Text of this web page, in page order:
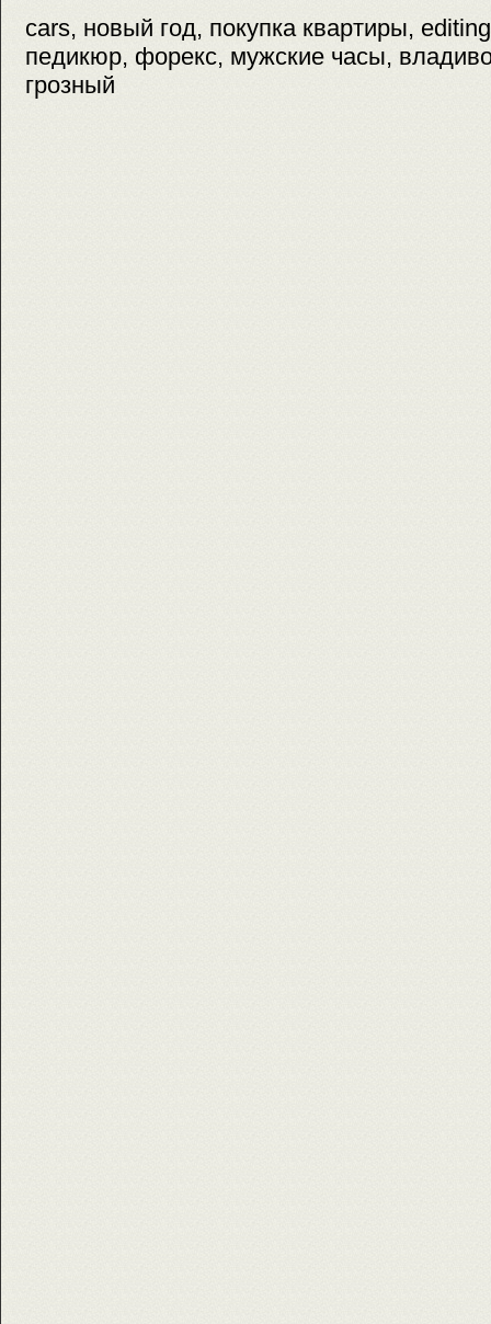
cars, новый год, покупка квартиры,
педикюр, форекс, мужские часы,
грозный